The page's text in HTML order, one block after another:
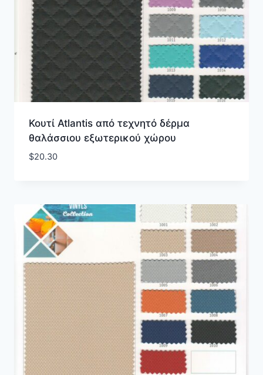
Κουτί Atlantis από τεχνητό δέρμα
θαλάσσιου εξωτερικού χώρου
$20.30